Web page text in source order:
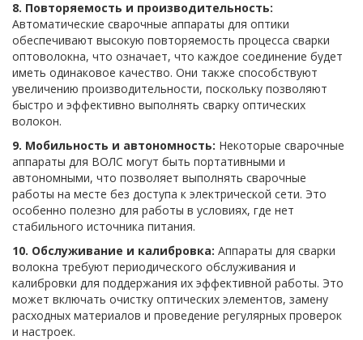
8. Повторяемость и производительность:
Автоматические сварочные аппараты для оптики
обеспечивают высокую повторяемость процесса сварки
оптоволокна, что означает, что каждое соединение будет
иметь одинаковое качество. Они также способствуют
увеличению производительности, поскольку позволяют
быстро и эффективно выполнять сварку оптических
волокон.
9. Мобильность и автономность: Некоторые сварочные
аппараты для ВОЛС могут быть портативными и
автономными, что позволяет выполнять сварочные
работы на месте без доступа к электрической сети. Это
особенно полезно для работы в условиях, где нет
стабильного источника питания.
10. Обслуживание и калибровка: Аппараты для сварки
волокна требуют периодического обслуживания и
калибровки для поддержания их эффективной работы. Это
может включать очистку оптических элементов, замену
расходных материалов и проведение регулярных проверок
и настроек.